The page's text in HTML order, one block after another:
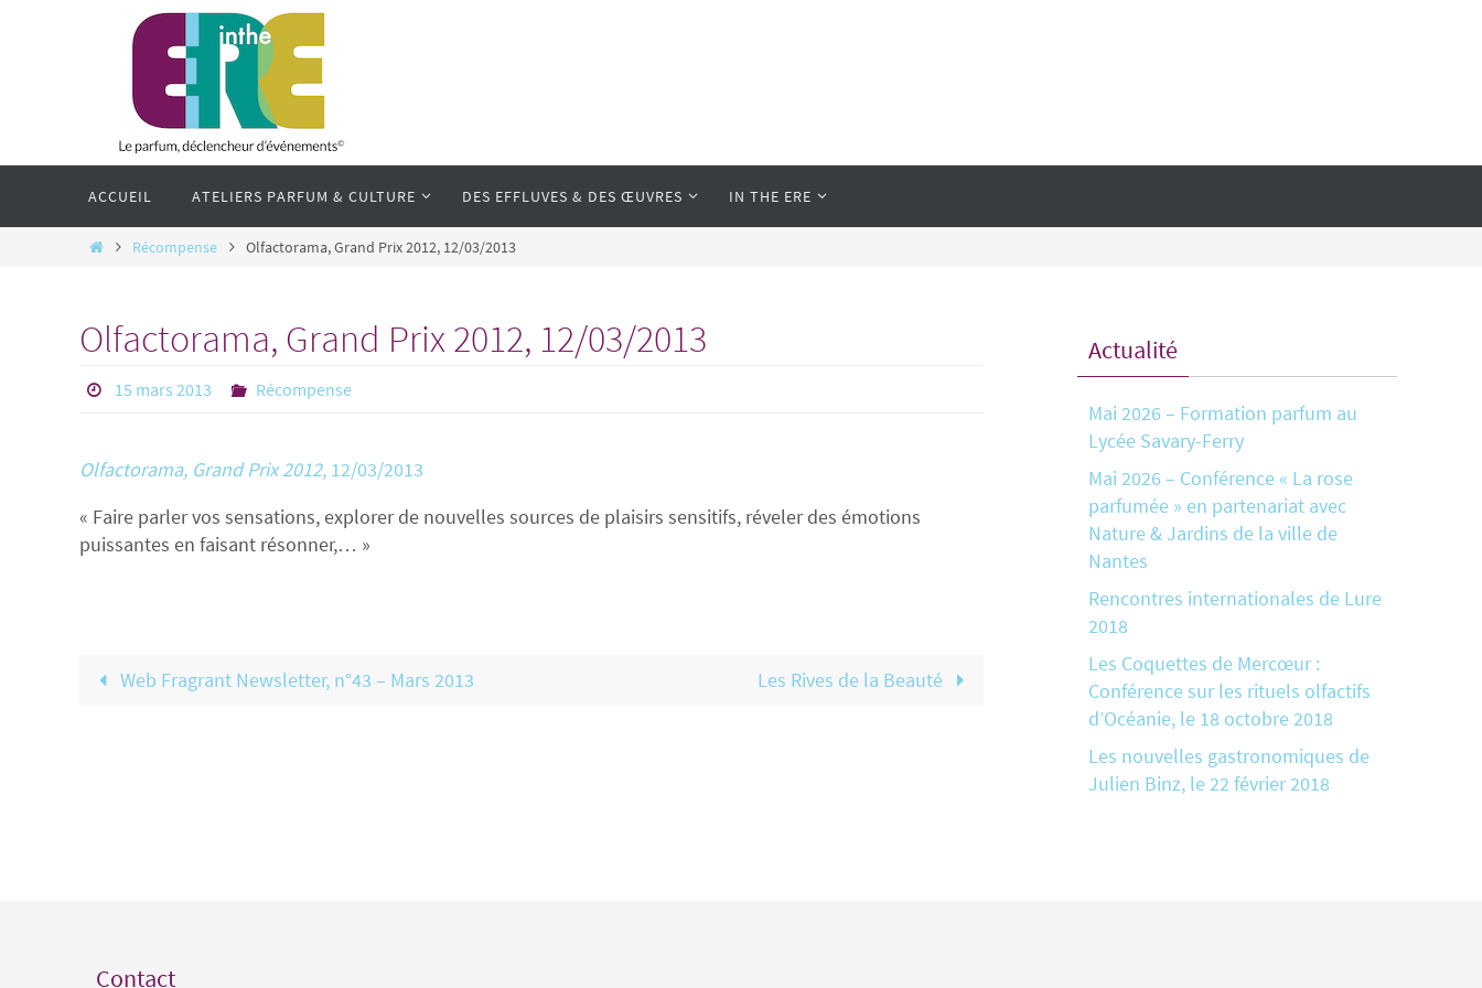
ACCUEIL ATELIERS PARFUM & CULTURE DES EFFLUVES & DES ŒUVRES IN THE ERE
HomeRécompense Olfactorama, Grand Prix 2012, 12/03/2013
Olfactorama, Grand Prix 2012, 12/03/2013
15 mars 2013 Récompense
Olfactorama, Grand Prix 2012, 12/03/2013
« Faire parler vos sensations, explorer de nouvelles sources de plaisirs sensitifs, réveler des émotions
puissantes en faisant résonner,… »
Web Fragrant Newsletter, n°43 – Mars 2013 Les Rives de la Beauté
Actualité
Mai 2026 – Formation parfum au
Lycée Savary-Ferry
Mai 2026 – Conférence « La rose
parfumée » en partenariat avec
Nature & Jardins de la ville de
Nantes
Rencontres internationales de Lure
2018
Les Coquettes de Mercœur :
Conférence sur les rituels olfactifs
d’Océanie, le 18 octobre 2018
Les nouvelles gastronomiques de
Julien Binz, le 22 février 2018
Contact